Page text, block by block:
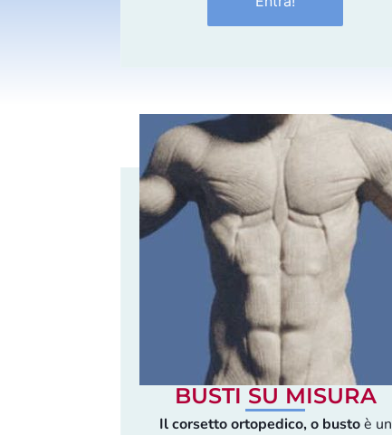
BUSTI SU MISURA
Il corsetto ortopedico, o bustoè un